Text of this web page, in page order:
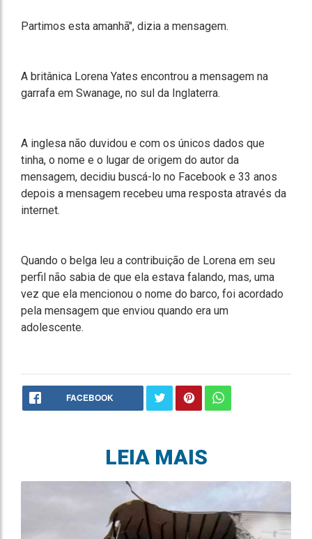
Partimos esta amanhã", dizia a mensagem.
A britânica Lorena Yates encontrou a mensagem na
garrafa em Swanage, no sul da Inglaterra.
A inglesa não duvidou e com os únicos dados que
tinha, o nome e o lugar de origem do autor da
mensagem, decidiu buscá-lo no Facebook e 33 anos
depois a mensagem recebeu uma resposta através da
internet.
Quando o belga leu a contribuição de Lorena em seu
perfil não sabia de que ela estava falando, mas, uma
vez que ela mencionou o nome do barco, foi acordado
pela mensagem que enviou quando era um
adolescente.
FACEBOOK
LEIA MAIS